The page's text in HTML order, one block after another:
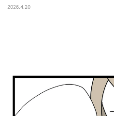
2026.4.20